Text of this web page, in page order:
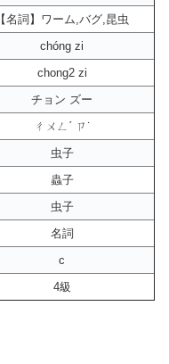
【名詞】ワーム,バグ,昆虫
chóng zi
chong2 zi
チョン ズー
ㄔㄨㄥˊ ㄗ˙
虫子
蟲子
虫子
名詞
c
4級